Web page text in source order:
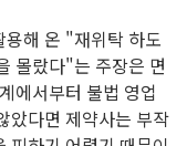
용해 온 "재위탁 하도
몰랐다"는 주장은 면
에서부터 불법 영업
았다면 제약사는 부작